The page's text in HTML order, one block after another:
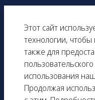
Этот сайт
технологии,
также для
использования
Продолжая
Вся представленная на
технических
товаров, носит
условиях не является
положениями Статьи